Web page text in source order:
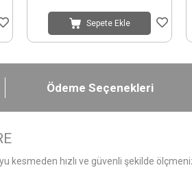
Sepete Ekle
Ödeme Seçenekleri
kesmeden hızlı ve güvenli şekilde